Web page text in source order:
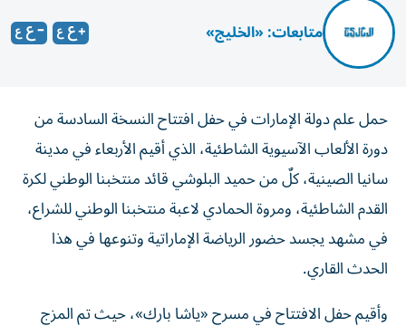
متابعات: «الخليج»
حمل علم دولة الإمارات في حفل افتتاح النسخة السادسة من
دورة الألعاب الآسيوية الشاطئية، الذي أقيم الأربعاء في مدينة
سانيا الصينية، كلٌ من حميد البلوشي قائد منتخبنا الوطني لكرة
القدم الشاطئية، ومروة الحمادي لاعبة منتخبنا الوطني للشراع،
في مشهد يجسد حضور الرياضة الإماراتية وتنوعها في هذا
الحدث القاري.
وأقيم حفل الافتتاح في مسرح «ياشا بارك»، حيث تم المزج